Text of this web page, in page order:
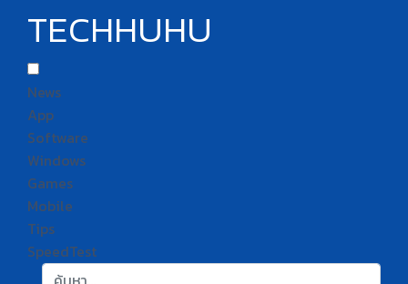
TECHHUHU
News
App
Software
Windows
Games
Mobile
Tips
SpeedTest